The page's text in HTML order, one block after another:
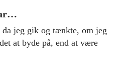
jeg gik og tænkte, om jeg
at byde på, end at være